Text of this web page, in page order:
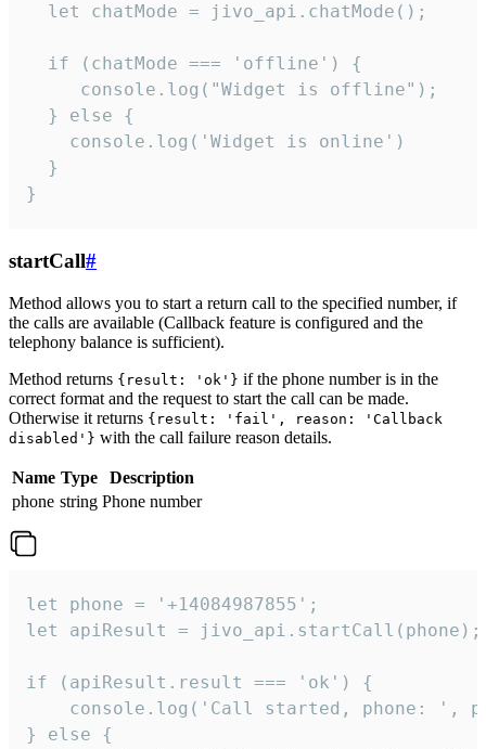
  let chatMode = jivo_api.chatMode();
  if (chatMode === 'offline') {
     console.log("Widget is offline");
  } else {
    console.log('Widget is online')
  }
}
startCall#
Method allows you to start a return call to the specified number, if
the calls are available (Callback feature is configured and the
telephony balance is sufficient).
Method returns {result: 'ok'} if the phone number is in the
correct format and the request to start the call can be made.
Otherwise it returns {result: 'fail', reason: 'Callback
disabled'} with the call failure reason details.
Name Type
Description
phone string Phone number
let phone = '+14084987855';
let apiResult = jivo_api.startCall(phone);
if (apiResult.result === 'ok') {
console.log('Call started, phone: ',
} else {